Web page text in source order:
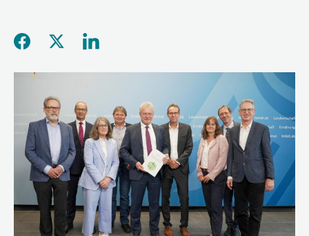
Diese Seite auf Facebook
Diese Seite auf Twitter
Diese Seite auf